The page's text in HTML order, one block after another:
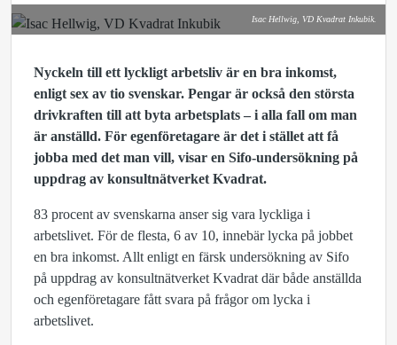
Isac Hellwig, VD Kvadrat Inkubik.
Nyckeln till ett lyckligt arbetsliv är en bra inkomst,
enligt sex av tio svenskar. Pengar är också den största
drivkraften till att byta arbetsplats – i alla fall om man
är anställd. För egenföretagare är det i stället att få
jobba med det man vill, visar en Sifo-undersökning på
uppdrag av konsultnätverket Kvadrat.
83 procent av svenskarna anser sig vara lyckliga i
arbetslivet. För de flesta, 6 av 10, innebär lycka på jobbet
en bra inkomst. Allt enligt en färsk undersökning av Sifo
på uppdrag av konsultnätverket Kvadrat där både anställda
och egenföretagare fått svara på frågor om lycka i
arbetslivet.